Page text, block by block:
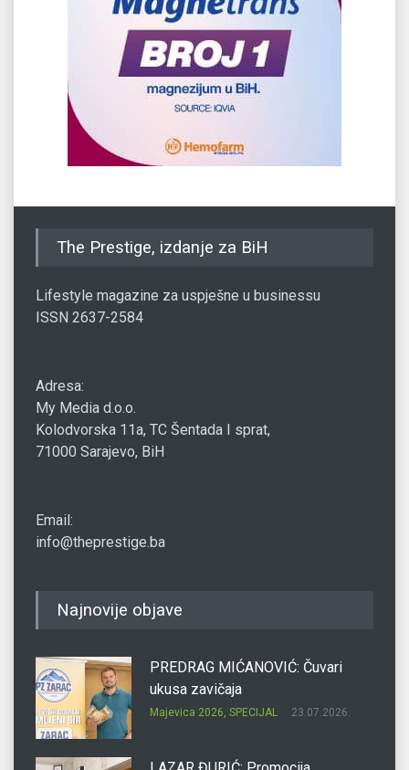
The Prestige, izdanje za BiH
Lifestyle magazine za uspješne u businessu
ISSN 2637-2584
Adresa:
My Media d.o.o.
Kolodvorska 11a, TC Šentada I sprat,
71000 Sarajevo, BiH
Email:
info@theprestige.ba
Najnovije objave
PREDRAG MIĆANOVIĆ: Čuvari
ukusa zavičaja
Majevica 2026, SPECIJAL 23.07.2026.